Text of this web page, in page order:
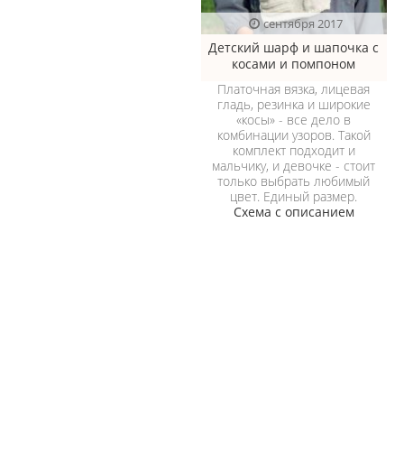
сентября 2017
Детский шарф и шапочка с
косами и помпоном
Платочная вязка, лицевая
гладь, резинка и широкие
«косы» - все дело в
комбинации узоров. Такой
комплект подходит и
мальчику, и девочке - стоит
только выбрать любимый
цвет. Единый размер.
Схема с описанием